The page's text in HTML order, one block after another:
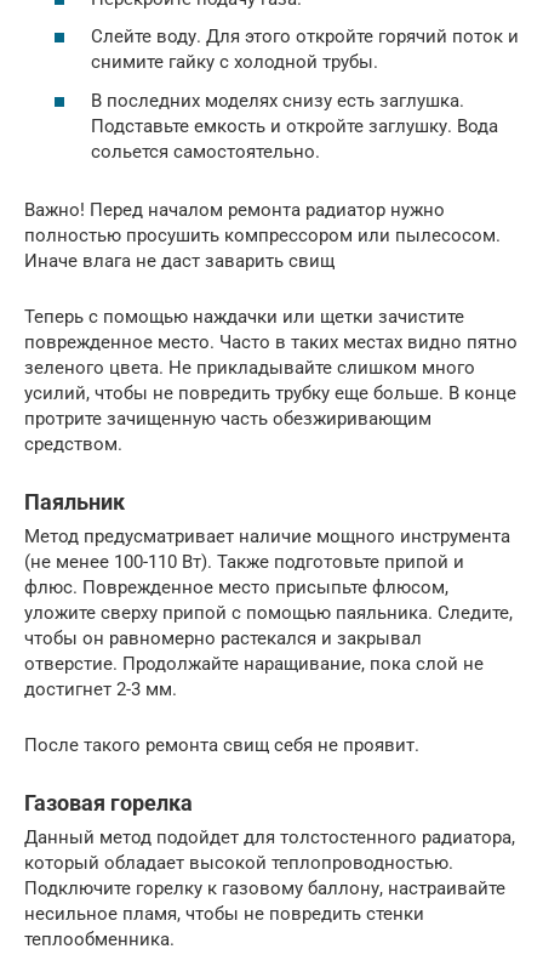
Слейте воду. Для этого откройте горячий поток и
снимите гайку с холодной трубы.
В последних моделях снизу есть заглушка.
Подставьте емкость и откройте заглушку. Вода
сольется самостоятельно.
Важно! Перед началом ремонта радиатор нужно
полностью просушить компрессором или пылесосом.
Иначе влага не даст заварить свищ
Теперь с помощью наждачки или щетки зачистите
поврежденное место. Часто в таких местах видно пятно
зеленого цвета. Не прикладывайте слишком много
усилий, чтобы не повредить трубку еще больше. В конце
протрите зачищенную часть обезжиривающим
средством.
Паяльник
Метод предусматривает наличие мощного инструмента
(не менее 100-110 Вт). Также подготовьте припой и
флюс. Поврежденное место присыпьте флюсом,
уложите сверху припой с помощью паяльника. Следите,
чтобы он равномерно растекался и закрывал
отверстие. Продолжайте наращивание, пока слой не
достигнет 2-3 мм.
После такого ремонта свищ себя не проявит.
Газовая горелка
Данный метод подойдет для толстостенного радиатора,
который обладает высокой теплопроводностью.
Подключите горелку к газовому баллону, настраивайте
несильное пламя, чтобы не повредить стенки
теплообменника.